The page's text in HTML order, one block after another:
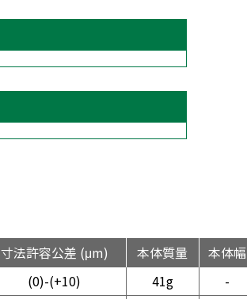
寸法許容公差 (μm) 本体質量 本体幅
(0)-(+10) 41g -